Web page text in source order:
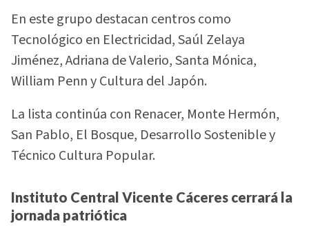
En este grupo destacan centros como
Tecnológico en Electricidad, Saúl Zelaya
Jiménez, Adriana de Valerio, Santa Mónica,
William Penn y Cultura del Japón.
La lista continúa con Renacer, Monte Hermón,
San Pablo, El Bosque, Desarrollo Sostenible y
Técnico Cultura Popular.
Instituto Central Vicente Cáceres cerrará la
jornada patriótica